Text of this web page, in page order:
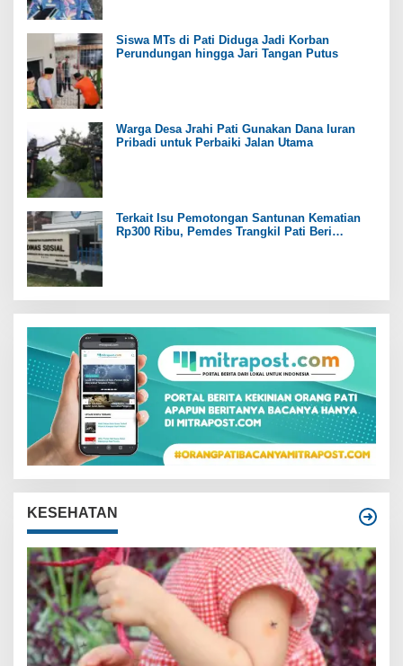
Siswa MTs di Pati Diduga Jadi Korban
Perundungan hingga Jari Tangan Putus
Warga Desa Jrahi Pati Gunakan Dana Iuran
Pribadi untuk Perbaiki Jalan Utama
Terkait Isu Pemotongan Santunan Kematian
Rp300 Ribu, Pemdes Trangkil Pati Beri
KESEHATAN